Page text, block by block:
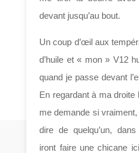
devant jusqu’au bout.
Un coup d’œil aux
d’huile et « mon » V12
quand je passe devant
En regardant à ma droite
me demande si vraiment,
dire de quelqu’un,
iront faire une chicane